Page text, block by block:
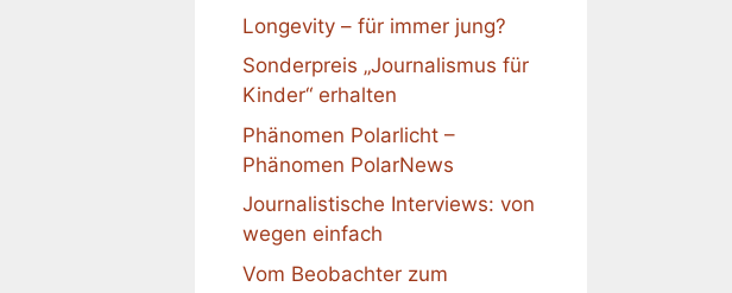
Longevity – für immer jung?
Sonderpreis „Journalismus für
Kinder“ erhalten
Phänomen Polarlicht –
Phänomen PolarNews
Journalistische Interviews: von
wegen einfach
Vom Beobachter zum